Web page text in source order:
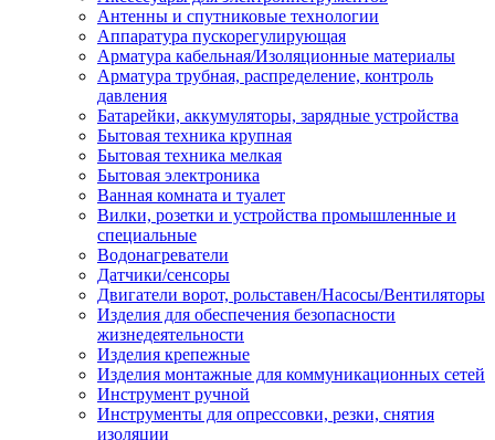
Антенны и спутниковые технологии
Аппаратура пускорегулирующая
Арматура кабельная/Изоляционные материалы
Арматура трубная, распределение, контроль
давления
Батарейки, аккумуляторы, зарядные устройства
Бытовая техника крупная
Бытовая техника мелкая
Бытовая электроника
Ванная комната и туалет
Вилки, розетки и устройства промышленные и
специальные
Водонагреватели
Датчики/сенсоры
Двигатели ворот, рольставен/Насосы/Вентиляторы
Изделия для обеспечения безопасности
жизнедеятельности
Изделия крепежные
Изделия монтажные для коммуникационных сетей
Инструмент ручной
Инструменты для опрессовки, резки, снятия
изоляции